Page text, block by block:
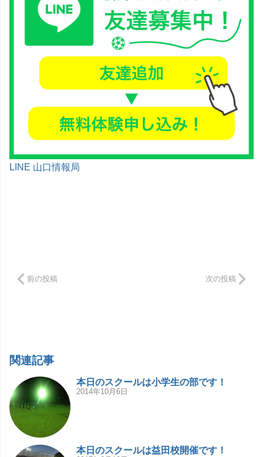
LINE 山口情報局
前の投稿 次の投稿
関連記事
本日のスクールは小学生の部です！
2014年10月6日
本日のスクールは益田校開催です！